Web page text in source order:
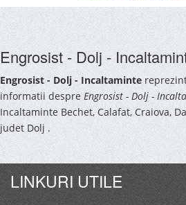
Engrosist - Dolj -
Engrosist - Dolj - Incaltaminte
informatii despreEngrosist - Dolj -
Incaltaminte Bechet, Calafat, Craiova,
judet Dolj .
LINKURI UTILE